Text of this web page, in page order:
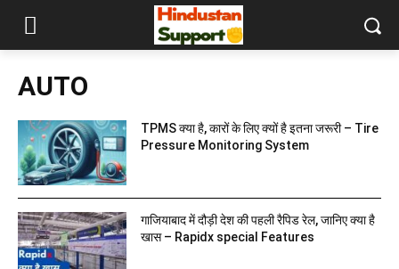
AUTO
TPMS क्या है, कारों के लिए क्यों है इतना जरूरी – Tire
Pressure Monitoring System
गाजियाबाद में दौड़ी देश की पहली रैपिड रेल, जानिए क्या है
खास – Rapidx special Features